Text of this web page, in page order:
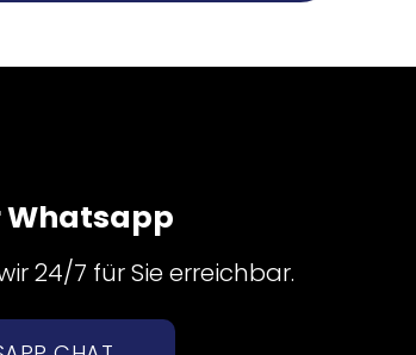
Whatsapp
24/7 für Sie erreichbar.